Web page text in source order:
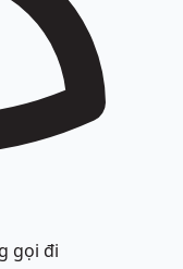
gọi đi